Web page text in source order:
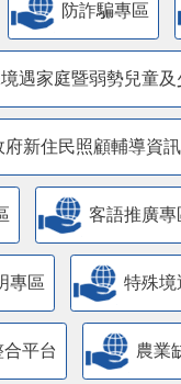
防詐騙專區
遇家庭暨弱勢兒童
府新住民照顧輔導資
客語推廣專
專區 特殊境
平台 農業